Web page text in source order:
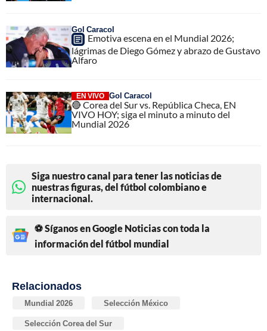
Gol Caracol
Emotiva escena en el Mundial 2026;
lágrimas de Diego Gómez y abrazo de Gustavo
Alfaro
EN VIVO Gol Caracol
🔴 Corea del Sur vs. República Checa, EN
VIVO HOY; siga el minuto a minuto del
Mundial 2026
Siga nuestro canal para tener las noticias de
nuestras figuras, del fútbol colombiano e
internacional.
⚽ Síganos en Google Noticias con toda la
información del fútbol mundial
Relacionados
Mundial 2026 Selección México
Selección Corea del Sur